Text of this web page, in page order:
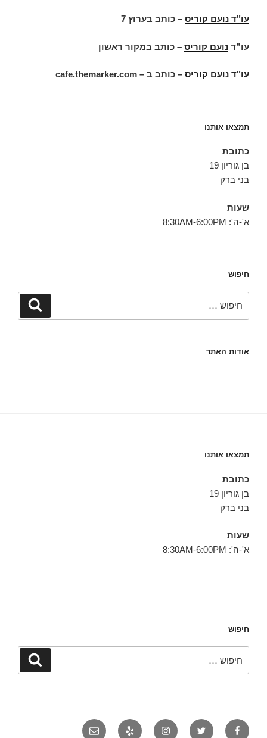
עו"ד נועם קוריס – כותב בערוץ 7
עו”ד נועם קוריס – כותב במקור ראשון
עו"ד נועם קוריס – כותב ב – cafe.themarker.com
תמצאו אותנו
כתובת
בן גוריון 19
בני ברק
שעות
א'-ה': 8:30AM-6:00PM
חיפוש
חיפוש
אודות האתר
תמצאו אותנו
כתובת
בן גוריון 19
בני ברק
שעות
א'-ה': 8:30AM-6:00PM
חיפוש
חיפוש
פייסבוק טוויטר אינסטגרם יאלפ אימייל